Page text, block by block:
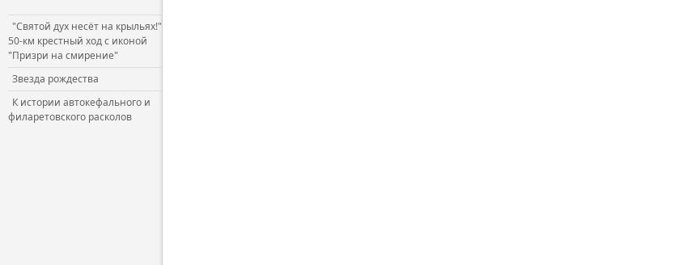
"Святой дух несёт на крыльях!"
50-км крестный ход с иконой
"Призри на смирение"
Звезда рождества
К истории автокефального и
филаретовского расколов